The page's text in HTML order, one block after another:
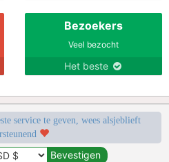
Bezoekers
Veel bezocht
Het beste
service te geven, wees alsjeblieft